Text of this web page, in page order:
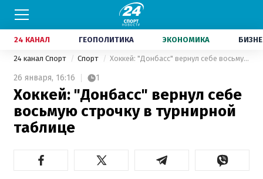
24 КАНАЛ ГЕОПОЛИТИКА ЭКОНОМИКА
24 канал Спорт Спорт Хоккей: "Донбасс" вернул себе восьмую строчку в турнирной таблице
26 января, 16:16 1
Хоккей: "Донбасс" вернул себе
восьмую строчку в турнирной
таблице